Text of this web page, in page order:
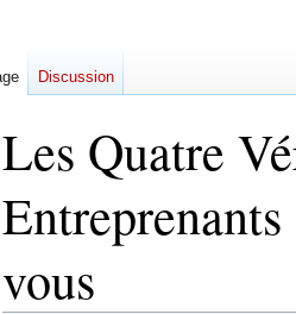
Les Quatre
vous
Discussion